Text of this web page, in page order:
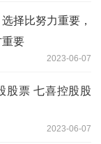
择比努力重要，
要
2023-06-07
股票 七喜控股股
2023-06-07